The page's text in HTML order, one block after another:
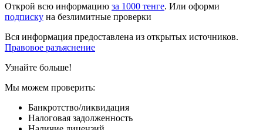
Открой всю информацию за 1000 тенге. Или оформи
подписку на безлимитные проверки
Вся информация предоставлена из открытых источников.
Правовое разъяснение
Узнайте больше!
Мы можем проверить:
Банкротство/ликвидация
Налоговая задолженность